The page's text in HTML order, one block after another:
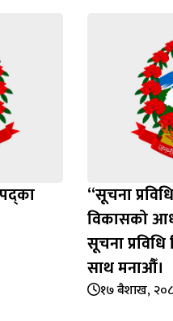
“सूचना
विकासको
सूचना
साथ मनाऔँ।
१७ बैशाख,